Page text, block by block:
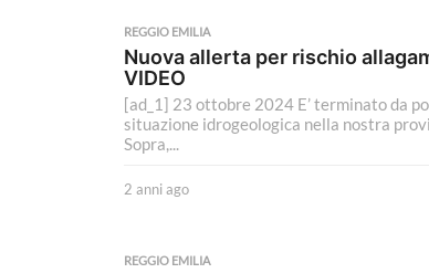
n
a
o
REGGIO EMILIA
Nuova allerta per rischio
VIDEO
[ad_1] 23 ottobre 2024 E’ terminato da
situazione idrogeologica nella nostra
Sopra,...
2 anni ago
n
REGGIO EMILIA